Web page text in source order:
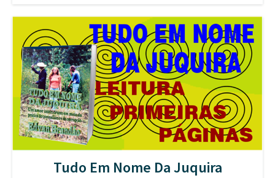
Tudo Em Nome Da Juquira